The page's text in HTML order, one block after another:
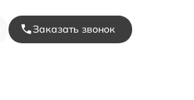
Заказать звонок